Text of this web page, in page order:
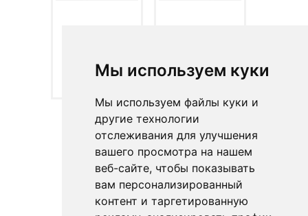
Мы используем куки
Мы используем файлы куки и
другие технологии
отслеживания для улучшения
вашего просмотра на нашем
веб-сайте, чтобы показывать
вам персонализированный
контент и таргетированную
10° - 10CVS2 L
10° - 10CVS2 R